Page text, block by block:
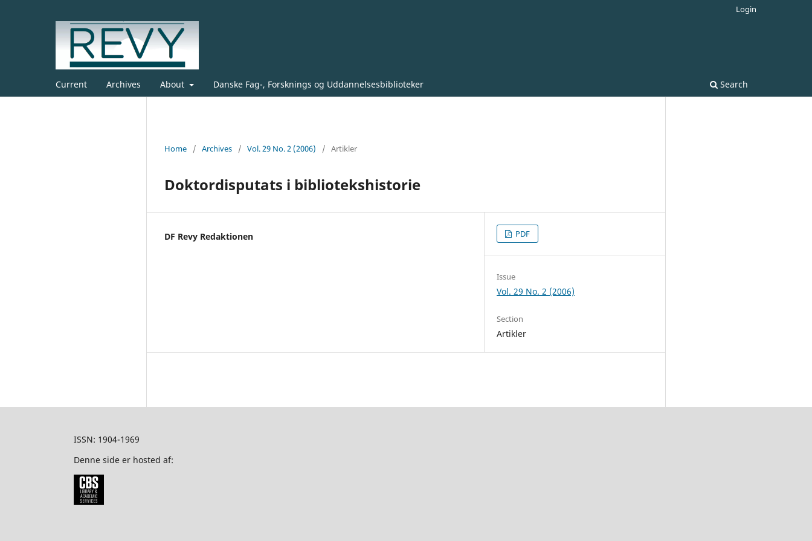
Current Archives About Danske Fag-, Forsknings og Uddannelsesbiblioteker Search
Login
Home / Archives / Vol. 29 No. 2 (2006) / Artikler
Doktordisputats i bibliotekshistorie
DF Revy Redaktionen PDF
Issue
Vol. 29 No. 2 (2006)
Section
Artikler
ISSN: 1904-1969
Denne side er hosted af: